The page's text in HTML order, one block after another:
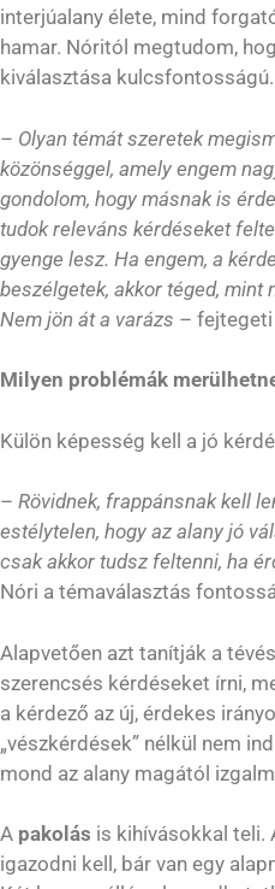
interjúalany élete, mind
hamar. Nóritól megtudom,
kiválasztása kulcsfontosságú.
– Olyan témát szeretek
közönséggel, amely engem
gondolom, hogy másnak is
tudok releváns kérdéseket
gyenge lesz. Ha engem, a
beszélgetek, akkor téged, mint
Nem jön át a varázs – fejtegeti
Milyen problémák
Külön képesség kell a jó
– Rövidnek, frappánsnak kell
estélytelen, hogy az alany jó
csak akkor tudsz feltenni, ha
Nóri a témaválasztás
Alapvetően azt tanítják a
szerencsés kérdéseket írni,
a kérdező az új, érdekes
„vészkérdések” nélkül nem
mond az alany magától
A pakolás is kihívásokkal teli.
igazodni kell, bár van egy